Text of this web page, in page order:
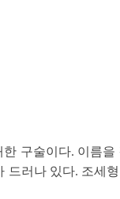
구술이다. 이름을
드러나 있다. 조세